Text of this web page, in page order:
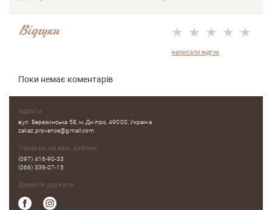
Відгуки
НАПИСАТИ ВІДГУК
Поки немає коментарів
Адреса
вул. Березинська 58, м. Дніпро, 49000, Україна
zakaz.provence@gmail.com
Чекаємо на ваш дзвінок
(097) 416-90-33
(066) 339-07-15
Давайте дружити